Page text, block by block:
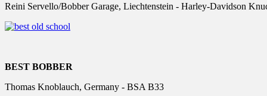
Reini Servello/Bobber Garage, Liechtenstein - Harley-Davidson
BEST BOBBER
Thomas Knoblauch, Germany - BSA B33